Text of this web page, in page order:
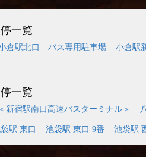
一覧
倉駅北口 バス専用駐車場 小倉駅
一覧
新宿駅南口高速バスターミナル＞
駅 東口 池袋駅 東口 9番 池袋駅